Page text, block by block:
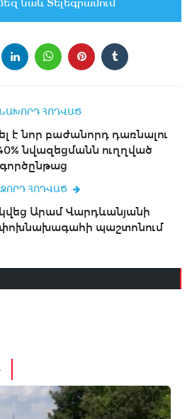
նաև Տելեգրամում
ՀՈԴՎԱԾ
է նոր բաժանորդ դառնալու
նվազեցմանն ուղղված
գործընթաց
ՀՈԴՎԱԾ
Արամ Վարդևանյանի
փոխնախագահի պաշտոնում